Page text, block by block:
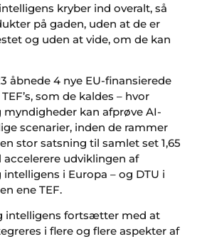
kryber ind overalt, så
på gaden, uden at de er
og uden at vide, om de kan
åbnede 4 nye EU-finansierede
som de kaldes – hvor
kan afprøve AI-
scenarier, inden de rammer
stor satsning til samlet set 1,65
accelerere udviklingen af
i Europa – og DTU i
ene TEF.
intelligens fortsætter med at
i flere og flere aspekter af